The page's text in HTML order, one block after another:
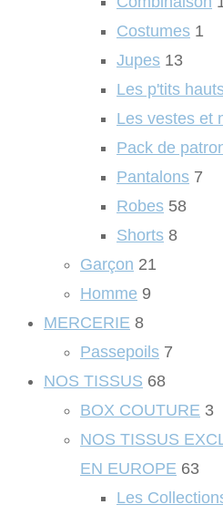
Costumes 1
Jupes 13
Les p'tits
Les vestes et
Pack de
Pantalons 7
Robes 58
Shorts 8
Garçon 21
Homme 9
MERCERIE 8
Passepoils 7
NOS TISSUS 68
BOX COUTURE 3
NOS TISSUS
EN EUROPE 63
Les